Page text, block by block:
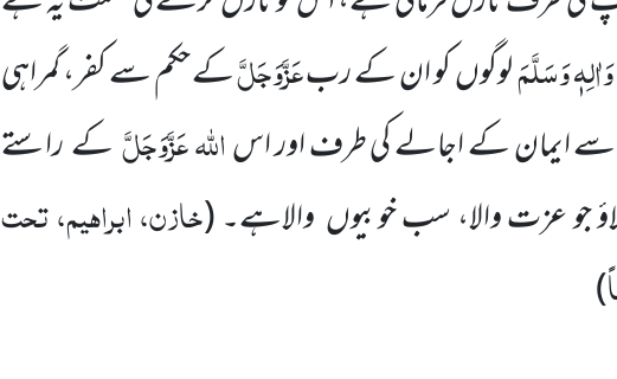
وَسَلَّمَلوگوںکو ان کے ربعَزَّوَجَلَّکے حکم سے کفر، گمراہی
سے ایمان کے اجالے کی طرف اور اساللّٰہعَزَّوَجَلَّکے راستے
جو عزت والا، سب خوبیوں والاہے۔(خازن، ابراہیم، تحت
)